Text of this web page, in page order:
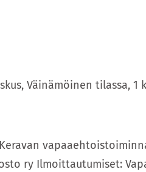
Väinämöinen tilassa, 1
ry Ilmoittautumiset: